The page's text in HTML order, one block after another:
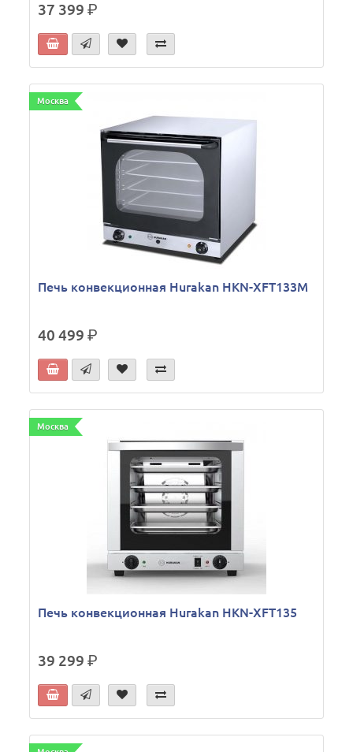
37 399р.
Москва
Печь конвекционная Hurakan HKN-XFT133M
40 499р.
Москва
Печь конвекционная Hurakan HKN-XFT135
39 299р.